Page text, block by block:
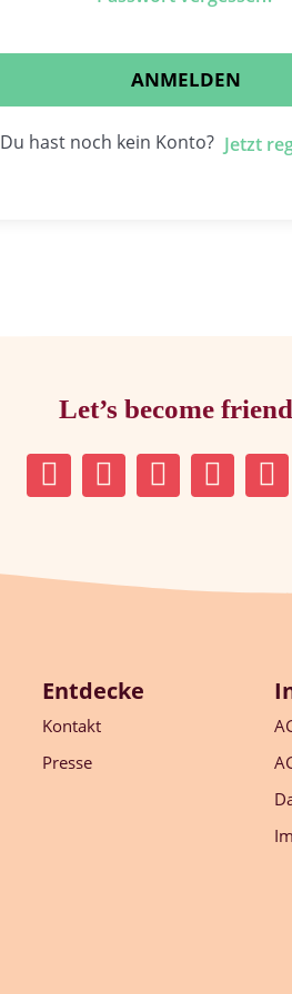
ANMELDEN
Du hast noch kein Konto? Jetzt
Let’s become
Entdecke
Kontakt
Presse